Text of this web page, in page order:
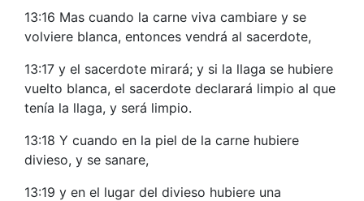
13:16 Mas cuando la carne viva cambiare y se
volviere blanca, entonces vendrá al sacerdote,
13:17 y el sacerdote mirará; y si la llaga se hubiere
vuelto blanca, el sacerdote declarará limpio al que
tenía la llaga, y será limpio.
13:18 Y cuando en la piel de la carne hubiere
divieso, y se sanare,
13:19 y en el lugar del divieso hubiere una